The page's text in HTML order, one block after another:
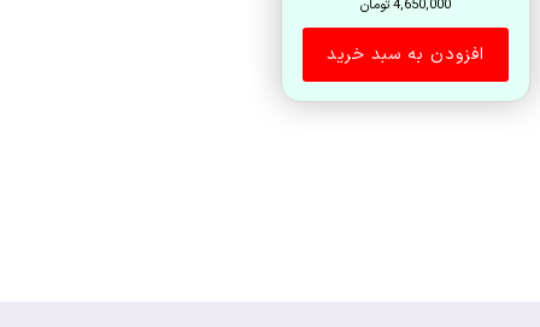
4,650,000تومان
افزودن به سبد خرید